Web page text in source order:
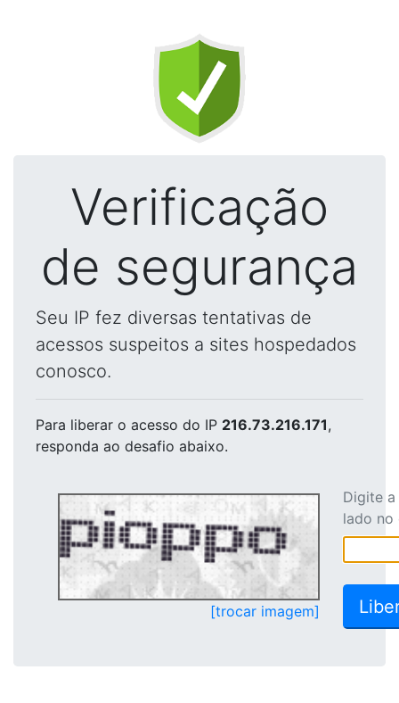
Verificação
de segurança
Seu IP fez diversas tentativas de
acessos suspeitos a sites hospedados
conosco.
Para liberar o acesso do IP 216.73.216.171,
responda ao desafio abaixo.
[trocar imagem]
Digite
lado no